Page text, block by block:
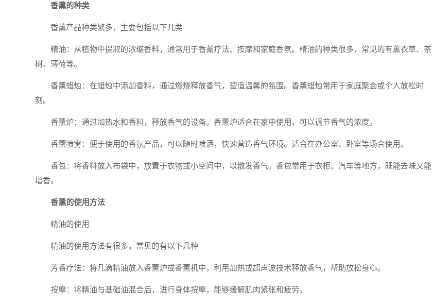
香薰的种类
香薰产品种类繁多，主要包括以下几类
精油：从植物中提取的浓缩香料，通常用于香薰疗法、按摩和家庭香氛。精油的种类很多，常见的有薰衣草、茶
树、薄荷等。
香薰蜡烛：在蜡烛中添加香料，通过燃烧释放香气，营造温馨的氛围。香薰蜡烛常用于家庭聚会或个人放松时
刻。
香薰炉：通过加热水和香料，释放香气的设备。香薰炉适合在家中使用，可以调节香气的浓度。
香薰喷雾：便于使用的香氛产品，可以随时喷洒，快速营造香气环境。适合在办公室、卧室等场合使用。
香包：将香料放入布袋中，放置于衣物或小空间中，以散发香气。香包常用于衣柜、汽车等地方，既能去味又能
增香。
香薰的使用方法
精油的使用
精油的使用方法有很多，常见的有以下几种
芳香疗法：将几滴精油放入香薰炉或香薰机中，利用加热或超声波技术释放香气，帮助放松身心。
按摩：将精油与基础油混合后，进行身体按摩，能够缓解肌肉紧张和疲劳。